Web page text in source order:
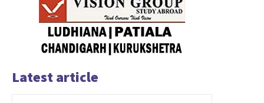
Latest article